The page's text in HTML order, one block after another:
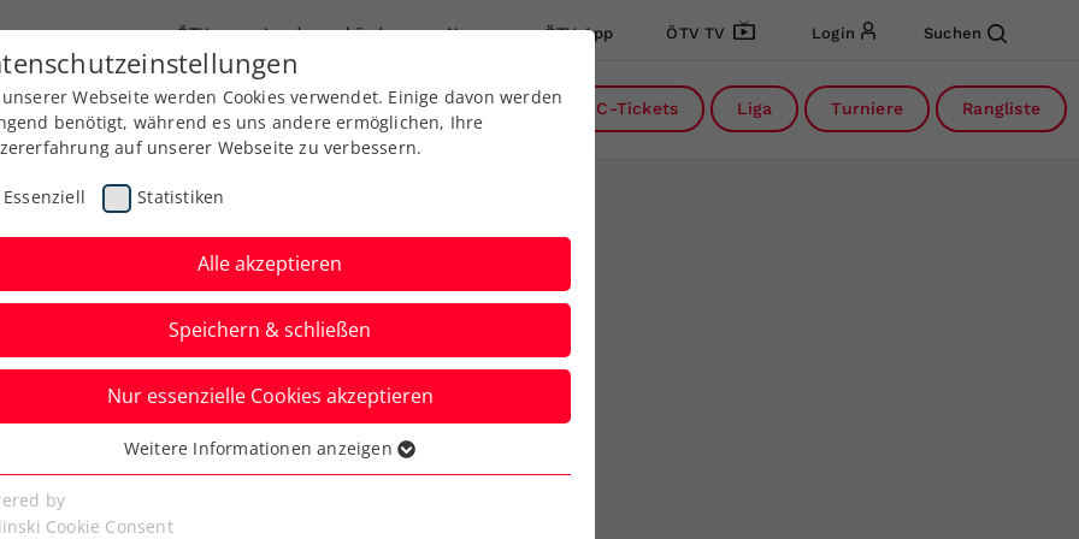
ÖTV Landesverbände News ÖTV App ÖTV TV Login Suchen
Ausbildung Services Über uns DC-Tickets Liga Turniere Rangliste
Linz: Kraus
die Qualifikation
Webseite werden Cookies verwendet. Einige davon werden
benötigt, während es uns andere ermöglichen, Ihre
auf unserer Webseite zu verbessern.
Essenziell Statistiken
Alle akzeptieren
Speichern & schließen
Nur essenzielle Cookies akzeptieren
Cookies werden für grundlegende Funktionen der
benötigt. Dadurch ist gewährleistet, dass die Webseite
Weitere Informationen anzeigen
by
Cookie Consent